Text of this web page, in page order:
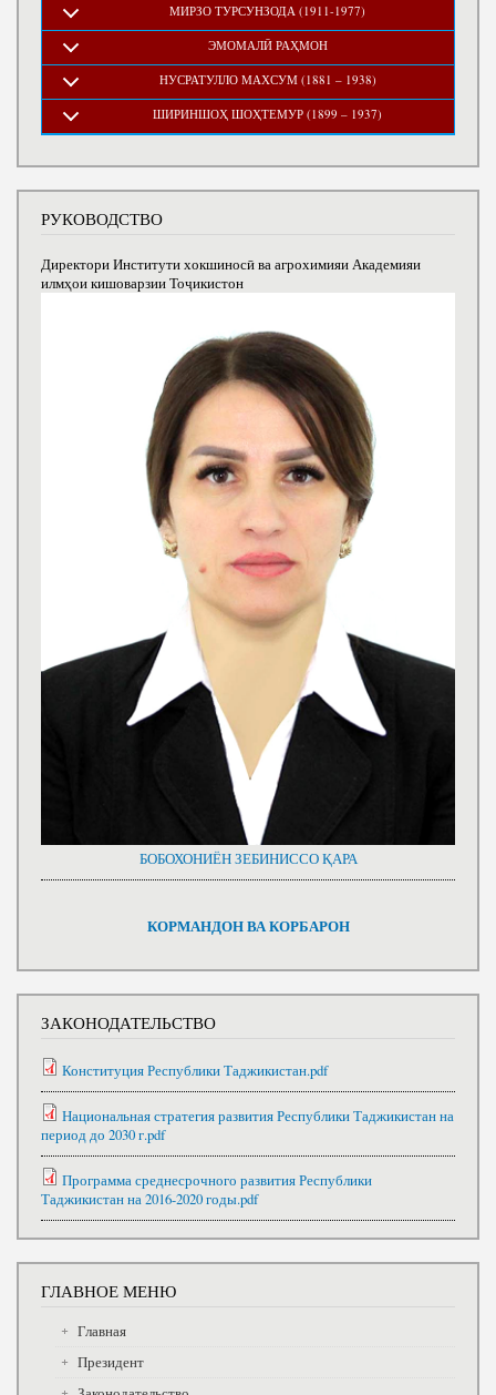
МИРЗО ТУРСУНЗОДА (1911-1977)
ЭМОМАЛӢ РАҲМОН
НУСРАТУЛЛО МАХСУМ (1881 – 1938)
ШИРИНШОҲ ШОҲТЕМУР (1899 – 1937)
РУКОВОДСТВО
Директори Институти хокшиносӣ ва агрохимияи Академияи
илмҳои кишоварзии Тоҷикистон
БОБОХОНИЁН ЗЕБИНИССО ҚАРА
КОРМАНДОН ВА КОРБАРОН
ЗАКОНОДАТЕЛЬСТВО
Конституция Республики Таджикистан.pdf
Национальная стратегия развития Республики Таджикистан на
период до 2030 г.pdf
Программа среднесрочного развития Республики
Таджикистан на 2016-2020 годы.pdf
ГЛАВНОЕ МЕНЮ
Главная
Президент